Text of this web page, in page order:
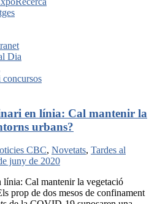
Dia
concursos
en línia: Cal mantenir la
urbans?
CBC, Novetats, Tardes al
juny de 2020
línia: Cal mantenir la vegetació
prop de dos mesos de confinament